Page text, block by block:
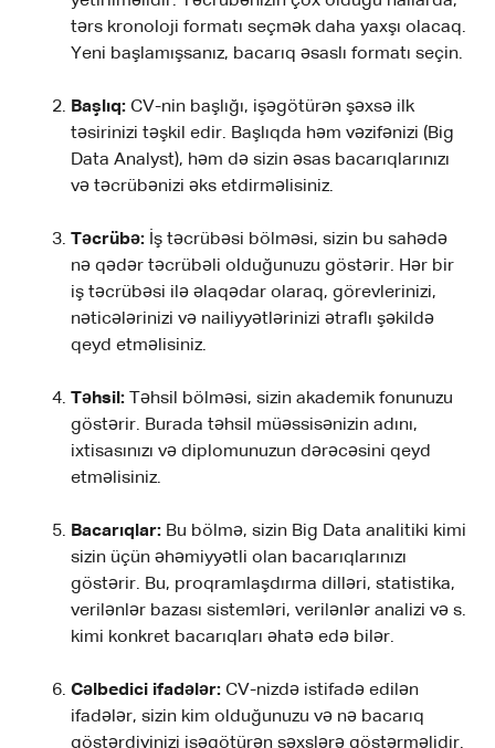
tərs kronoloji formatı seçmək daha yaxşı olacaq.
Yeni başlamışsanız, bacarıq əsaslı formatı seçin.
Başlıq: CV-nin başlığı, işəgötürən şəxsə ilk
təsirinizi təşkil edir. Başlıqda həm vəzifənizi (Big
Data Analyst), həm də sizin əsas bacarıqlarınızı
və təcrübənizi əks etdirməlisiniz.
Təcrübə: İş təcrübəsi bölməsi, sizin bu sahədə
nə qədər təcrübəli olduğunuzu göstərir. Hər bir
iş təcrübəsi ilə əlaqədar olaraq, görevlerinizi,
nəticələrinizi və nailiyyətlərinizi ətraflı şəkildə
qeyd etməlisiniz.
Təhsil:
Təhsil bölməsi, sizin akademik fonunuzu
göstərir. Burada təhsil müəssisənizin adını,
ixtisasınızı və diplomunuzun dərəcəsini qeyd
etməlisiniz.
Bacarıqlar: Bu bölmə, sizin Big Data analitiki kimi
sizin üçün əhəmiyyətli olan bacarıqlarınızı
göstərir. Bu, proqramlaşdırma dilləri, statistika,
verilənlər bazası sistemləri, verilənlər analizi və s.
kimi konkret bacarıqları əhatə edə bilər.
Cəlbedici ifadələr: CV-nizdə istifadə edilən
ifadələr, sizin kim olduğunuzu və nə bacarıq
göstərdiyinizi işəgötürən şəxslərə göstərməlidir.